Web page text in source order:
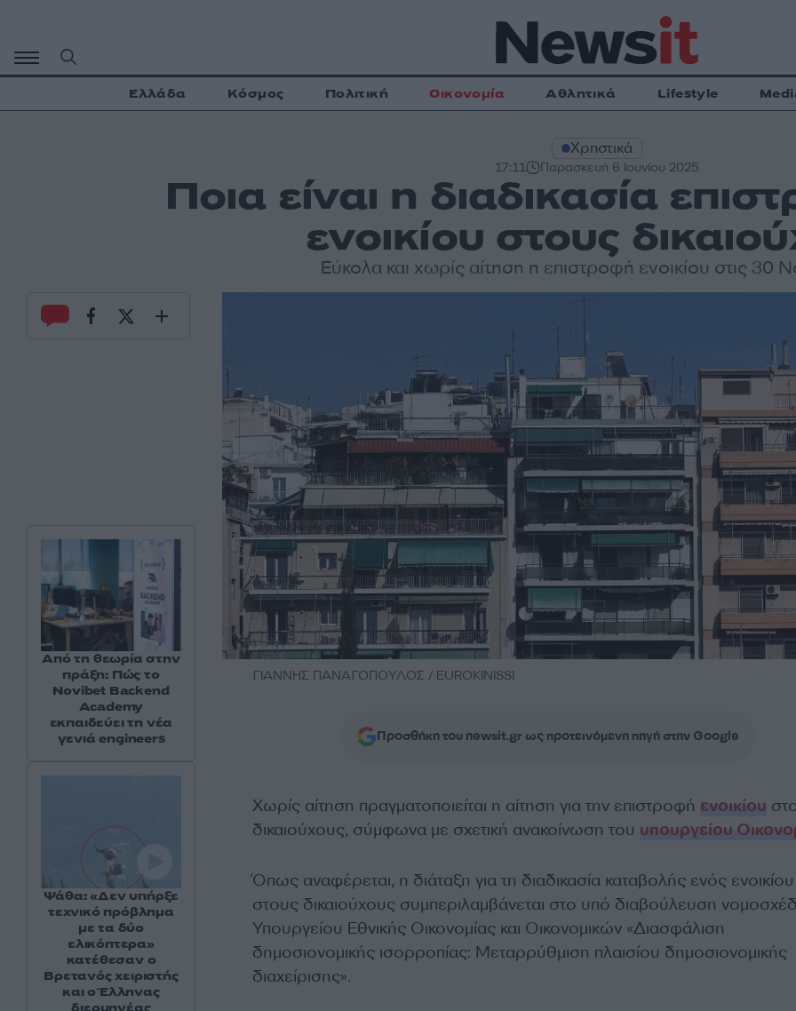
περιεχόμενο
Ελλάδα Κόσμος Πολιτική Οικονομία Αθλητικά Lifestyle
Χρηστικά
17:11 Παρασκευή 6 Ιουνίου 2025
Ποια είναι η διαδικασία
ενοικίου στους
Εύκολα και χωρίς αίτηση η επιστροφή ενοικίου στις 30
ΓΙΑΝΝΗΣ ΠΑΝΑΓΟΠΟΥΛΟΣ / EUROKINISSI
Προσθήκη του newsit.gr ως προτεινόμενη πηγή στην Google
Χωρίς αίτηση πραγματοποιείται η αίτηση για την επιστροφή ενοικίου
δικαιούχους, σύμφωνα με σχετική ανακοίνωση του υπουργείου
Όπως αναφέρεται, η διάταξη για τη διαδικασία καταβολής ενός ενοικίου
στους δικαιούχους συμπεριλαμβάνεται στο υπό διαβούλευση
Υπουργείου Εθνικής Οικονομίας και Οικονομικών «Διασφάλιση
δημοσιονομικής ισορροπίας: Μεταρρύθμιση πλαισίου δημοσιονομικής
διαχείρισης».
Από τη θεωρία στην
πράξη: Πώς το
Novibet Backend
Academy
εκπαιδεύει τη νέα
γενιά engineers
Ψάθα: «Δεν υπήρξε
τεχνικό πρόβλημα
με τα δύο
ελικόπτερα»
κατέθεσαν ο
Βρετανός χειριστής
και ο Έλληνας
διερμηνέας